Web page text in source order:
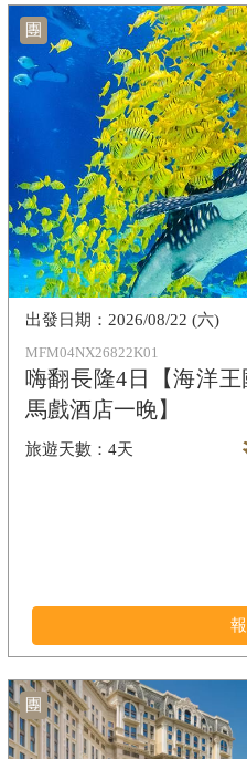
團
MFM04NX26822K01
嗨翻長隆4日【海洋
馬戲酒店一晚】
4天
2026/08/22 (六)
團